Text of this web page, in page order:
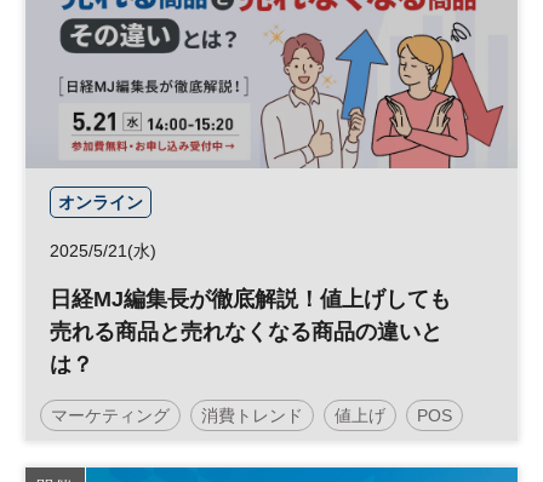
オンライン
2025/5/21(水)
日経MJ編集長が徹底解説！値上げしても
売れる商品と売れなくなる商品の違いと
は？
マーケティング 消費トレンド 値上げ POS
消費財 食品 データ
参加無料